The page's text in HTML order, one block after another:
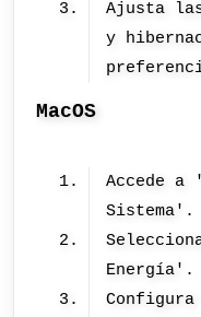
Ajusta
y
MacOS
Accede
Sistema'.
Energía'.
Configura